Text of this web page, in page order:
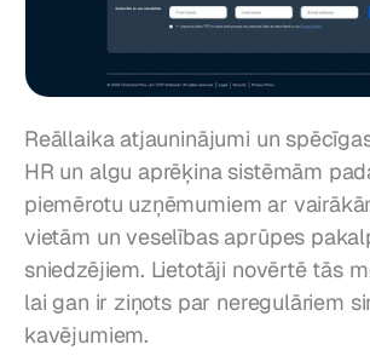
Reāllaika atjauninājumi un
HR un algu aprēķina sistēmām
piemērotu uzņēmumiem ar
vietām un veselības aprūpes
sniedzējiem. Lietotāji novērtē tās
lai gan ir ziņots par neregulāriem
kavējumiem.